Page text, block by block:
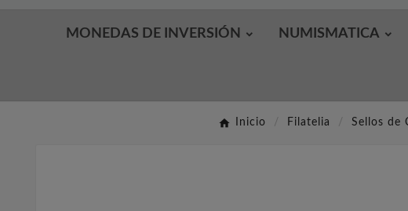
MONEDAS DE INVERSIÓN NUMISMATICA
Inicio Filatelia Sellos de